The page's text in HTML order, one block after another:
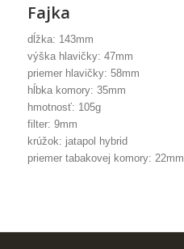
Fajka
dĺžka: 143mm
výška hlavičky: 47mm
priemer hlavičky: 58mm
hĺbka komory: 35mm
hmotnosť: 105g
filter: 9mm
krúžok: jatapol hybrid
priemer tabakovej komory: 22mm